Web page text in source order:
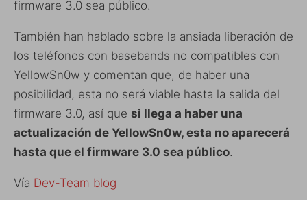
firmware 3.0 sea público.
También han hablado sobre la ansiada liberación de
los teléfonos con basebands no compatibles con
YellowSn0w y comentan que, de haber una
posibilidad, esta no será viable hasta la salida del
firmware 3.0, así que si llega a haber una
actualización de YellowSn0w, esta no aparecerá
hasta que el firmware 3.0 sea público.
Vía Dev-Team blog